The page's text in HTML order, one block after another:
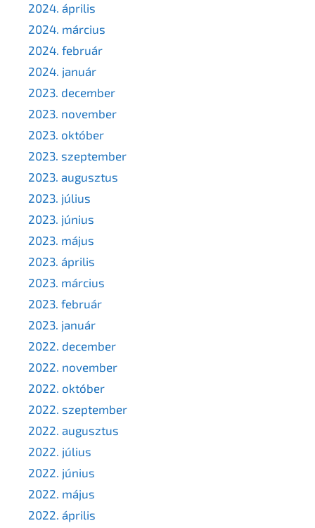
2024. április
2024. március
2024. február
2024. január
2023. december
2023. november
2023. október
2023. szeptember
2023. augusztus
2023. július
2023. június
2023. május
2023. április
2023. március
2023. február
2023. január
2022. december
2022. november
2022. október
2022. szeptember
2022. augusztus
2022. július
2022. június
2022. május
2022. április